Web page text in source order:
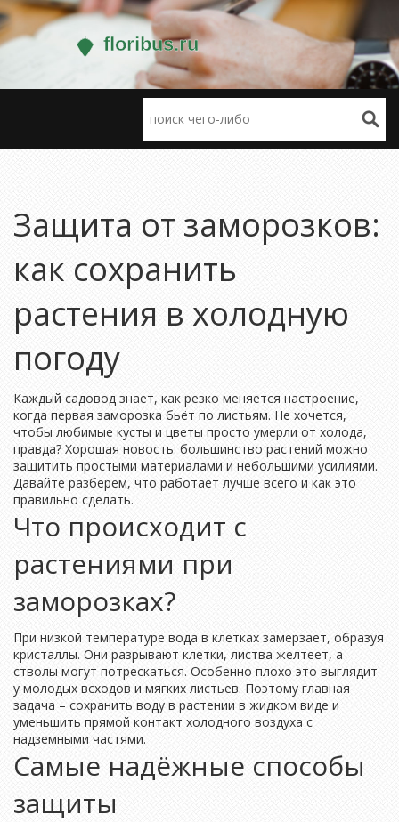
Защита от заморозков:
как сохранить
растения в холодную
погоду
Каждый садовод знает, как резко меняется настроение,
когда первая заморозка бьёт по листьям. Не хочется,
чтобы любимые кусты и цветы просто умерли от холода,
правда? Хорошая новость: большинство растений можно
защитить простыми материалами и небольшими усилиями.
Давайте разберём, что работает лучше всего и как это
правильно сделать.
Что происходит с
растениями при
заморозках?
При низкой температуре вода в клетках замерзает, образуя
кристаллы. Они разрывают клетки, листва желтеет, а
стволы могут потрескаться. Особенно плохо это выглядит
у молодых всходов и мягких листьев. Поэтому главная
задача – сохранить воду в растении в жидком виде и
уменьшить прямой контакт холодного воздуха с
надземными частями.
Самые надёжные способы
защиты